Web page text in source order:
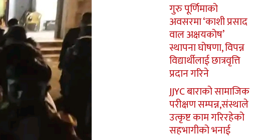
गुरु पूर्णिमाको
अवसरमा ‘काशी प्रसाद
वाल अक्षयकोष’
स्थापना घोषणा, विपन्न
विद्यार्थीलाई छात्रवृत्ति
प्रदान गरिने
JJYC बाराको सामाजिक
परीक्षण सम्पन्न,संस्थाले
उत्कृष्ट काम गरिरहेको
सहभागीको भनाई